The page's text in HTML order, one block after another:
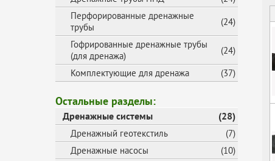
Перфорированные дренажные
трубы
(24)
Гофрированные дренажные трубы
(для дренажа)
(24)
Комплектующие для дренажа
(37)
Остальные разделы:
Дренажные системы (28)
Дренажный геотекстиль
(7)
Дренажные насосы
(10)